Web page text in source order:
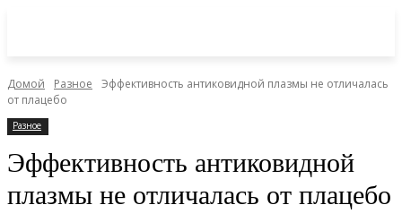
Домой Разное
Эффективность антиковидной плазмы не отличалась
от плацебо
Разное
Эффективность антиковидной
плазмы не отличалась от плацебо